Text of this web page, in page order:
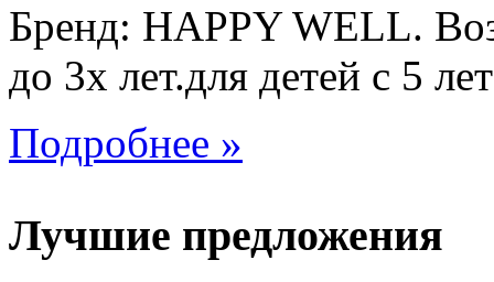
Бренд: HAPPY WELL.
до 3х лет.для детей с 5 лет
Подробнее »
Лучшие предложения